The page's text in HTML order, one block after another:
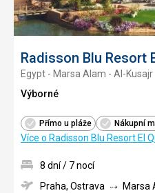
Radisson Blu Resort
Egypt - Marsa Alam - Al-Kusajr
Výborné
Přímo u pláže Nákupní
Více o Radisson Blu Resort El
8 dní / 7 nocí
Praha, Ostrava
Marsa